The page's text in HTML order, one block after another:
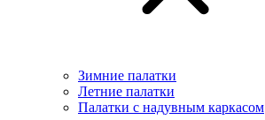
Зимние палатки
Летние палатки
Палатки с надувным каркасом